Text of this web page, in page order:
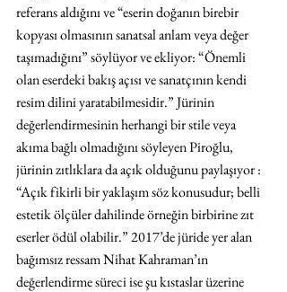
referans aldığını ve “eserin doğanın birebir
kopyası olmasının sanatsal anlam veya değer
taşımadığını” söylüyor ve ekliyor: “Önemli
olan eserdeki bakış açısı ve sanatçının kendi
resim dilini yaratabilmesidir.” Jürinin
değerlendirmesinin herhangi bir stile veya
akıma bağlı olmadığını söyleyen Piroğlu,
jürinin zıtlıklara da açık olduğunu paylaşıyor :
“Açık fikirli bir yaklaşım söz konusudur; belli
estetik ölçüler dahilinde örneğin birbirine zıt
eserler ödül olabilir.” 2017’de jüride yer alan
bağımsız ressam Nihat Kahraman’ın
değerlendirme süreci ise şu kıstaslar üzerine